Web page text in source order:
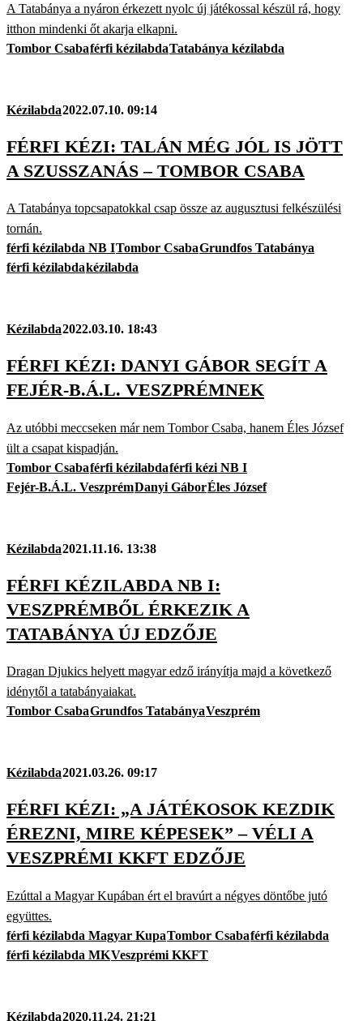
A Tatabánya a nyáron érkezett nyolc új játékossal készül rá, hogy
itthon mindenki őt akarja elkapni.
Tombor Csabaférfi kézilabdaTatabánya kézilabda
Kézilabda2022.07.10. 09:14
FÉRFI KÉZI: TALÁN MÉG JÓL IS JÖTT
A SZUSSZANÁS – TOMBOR CSABA
A Tatabánya topcsapatokkal csap össze az augusztusi felkészülési
tornán.
férfi kézilabda NB ITombor CsabaGrundfos Tatabánya
férfi kézilabdakézilabda
Kézilabda2022.03.10. 18:43
FÉRFI KÉZI: DANYI GÁBOR SEGÍT A
FEJÉR-B.Á.L. VESZPRÉMNEK
Az utóbbi meccseken már nem Tombor Csaba, hanem Éles József
ült a csapat kispadján.
Tombor Csabaférfi kézilabdaférfi kézi NB I
Fejér-B.Á.L. VeszprémDanyi GáborÉles József
Kézilabda2021.11.16. 13:38
FÉRFI KÉZILABDA NB I:
VESZPRÉMBŐL ÉRKEZIK A
TATABÁNYA ÚJ EDZŐJE
Dragan Djukics helyett magyar edző irányítja majd a következő
idénytől a tatabányaiakat.
Tombor CsabaGrundfos TatabányaVeszprém
Kézilabda2021.03.26. 09:17
FÉRFI KÉZI: „A JÁTÉKOSOK KEZDIK
ÉREZNI, MIRE KÉPESEK” – VÉLI A
VESZPRÉMI KKFT EDZŐJE
Ezúttal a Magyar Kupában ért el bravúrt a négyes döntőbe jutó
együttes.
férfi kézilabda Magyar KupaTombor Csabaférfi kézilabda
férfi kézilabda MKVeszprémi KKFT
Kézilabda2020.11.24. 21:21